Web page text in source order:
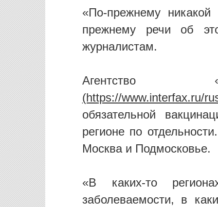
«По-прежнему никакой
прежнему речи об
журналистам.
Агентство
обязательной
регионе по
Москва и Подмосковье.
«В каких-то
заболеваемости, в